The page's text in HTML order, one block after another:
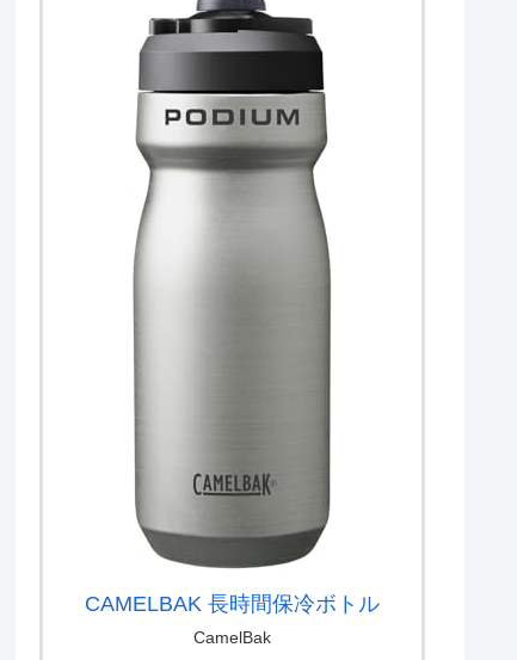
CAMELBAK 長時間保冷ボトル
CamelBak